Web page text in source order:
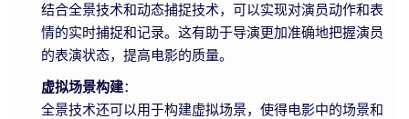
结合全景技术和动态捕捉技术，可以实现对演员动作和表
情的实时捕捉和记录。这有助于导演更加准确地把握演员
的表演状态，提高电影的质量。
虚拟场景构建：
全景技术还可以用于构建虚拟场景，使得电影中的场景和